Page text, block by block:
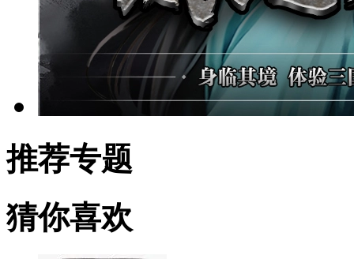
推荐专题
猜你喜欢